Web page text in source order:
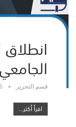
قسم التحرير
اقرأ أكثر...